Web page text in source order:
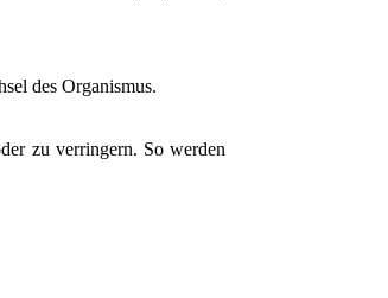
des Organismus.
zu verringern. So werden